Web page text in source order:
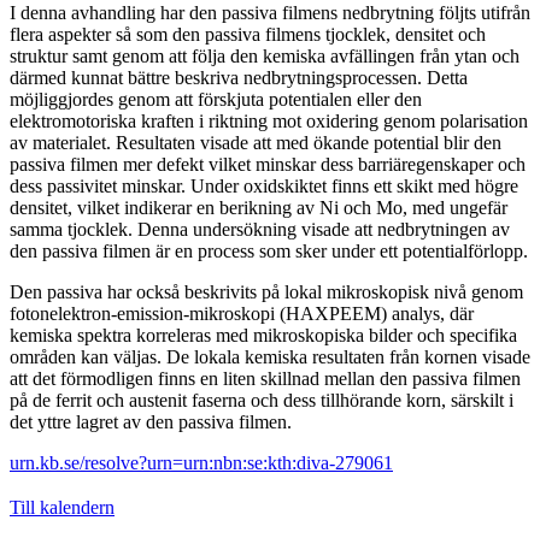
I denna avhandling har den passiva filmens nedbrytning följts utifrån
flera aspekter så som den passiva filmens tjocklek, densitet och
struktur samt genom att följa den kemiska avfällingen från ytan och
därmed kunnat bättre beskriva nedbrytningsprocessen. Detta
möjliggjordes genom att förskjuta potentialen eller den
elektromotoriska kraften i riktning mot oxidering genom polarisation
av materialet. Resultaten visade att med ökande potential blir den
passiva filmen mer defekt vilket minskar dess barriäregenskaper och
dess passivitet minskar. Under oxidskiktet finns ett skikt med högre
densitet, vilket indikerar en berikning av Ni och Mo, med ungefär
samma tjocklek. Denna undersökning visade att nedbrytningen av
den passiva filmen är en process som sker under ett potentialförlopp.
Den passiva har också beskrivits på lokal mikroskopisk nivå genom
fotonelektron-emission-mikroskopi (HAXPEEM) analys, där
kemiska spektra korreleras med mikroskopiska bilder och specifika
områden kan väljas. De lokala kemiska resultaten från kornen visade
att det förmodligen finns en liten skillnad mellan den passiva filmen
på de ferrit och austenit faserna och dess tillhörande korn, särskilt i
det yttre lagret av den passiva filmen.
urn.kb.se/resolve?urn=urn:nbn:se:kth:diva-279061
Till kalendern